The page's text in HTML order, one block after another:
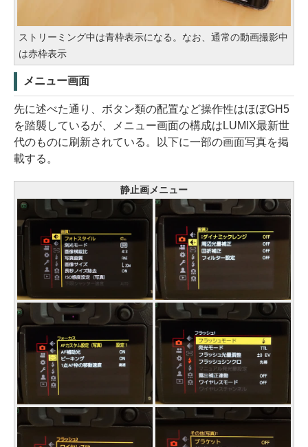
ストリーミング中は青枠表示になる。なお、通常の動画撮影中
は赤枠表示
メニュー画面
先に述べた通り、ボタン類の配置など操作性はほぼGH5
を踏襲しているが、メニュー画面の構成はLUMIX最新世
代のものに刷新されている。以下に一部の画面写真を掲
載する。
静止画メニュー